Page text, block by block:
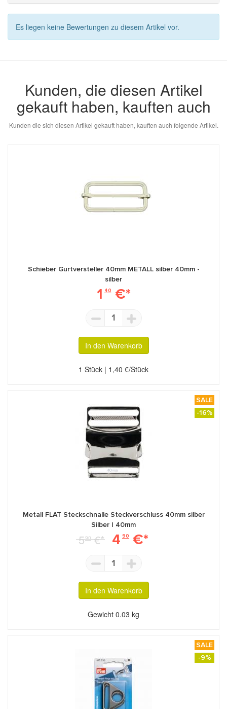
Es liegen keine Bewertungen zu diesem Artikel vor.
Kunden, die diesen Artikel
gekauft haben, kauften auch
Kunden die sich diesen Artikel gekauft haben, kauften auch folgende Artikel.
Schieber Gurtversteller 40mm METALL silber 40mm -
silber
1 40€*
1
In den Warenkorb
1 Stück | 1,40 €/Stück
SALE
-16%
Metall FLAT Steckschnalle Steckverschluss 40mm silber
Silber | 40mm
590€* 4 90 €*
1
In den Warenkorb
Gewicht 0.03 kg
SALE
-9%